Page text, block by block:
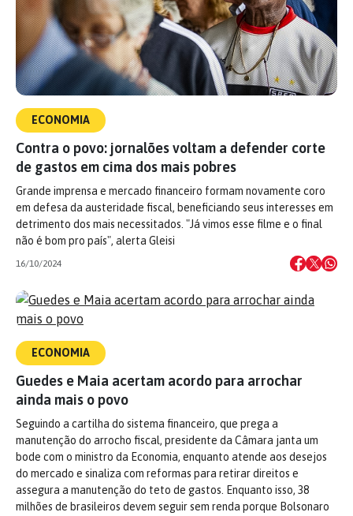
ECONOMIA
Contra o povo: jornalões voltam a defender corte
de gastos em cima dos mais pobres
Grande imprensa e mercado financeiro formam novamente coro
em defesa da austeridade fiscal, beneficiando seus interesses em
detrimento dos mais necessitados. "Já vimos esse filme e o final
não é bom pro país", alerta Gleisi
16/10/2024
ECONOMIA
Guedes e Maia acertam acordo para arrochar
ainda mais o povo
Seguindo a cartilha do sistema financeiro, que prega a
manutenção do arrocho fiscal, presidente da Câmara janta um
bode com o ministro da Economia, enquanto atende aos desejos
do mercado e sinaliza com reformas para retirar direitos e
assegura a manutenção do teto de gastos. Enquanto isso, 38
milhões de brasileiros devem seguir sem renda porque Bolsonaro